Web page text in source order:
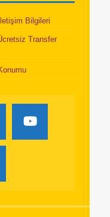
Bilgileri
Transfer